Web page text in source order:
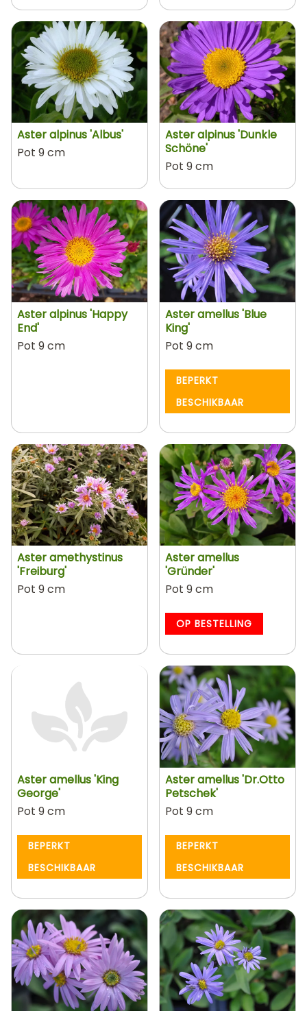
Aster alpinus 'Albus'
Pot 9 cm
Aster alpinus 'Dunkle
Schöne'
Pot 9 cm
Aster alpinus 'Happy
End'
Pot 9 cm
Aster amellus 'Blue
King'
Pot 9 cm
BEPERKT
BESCHIKBAAR
Aster amethystinus
'Freiburg'
Pot 9 cm
Aster amellus
'Gründer'
Pot 9 cm
OP BESTELLING
Aster amellus 'King
George'
Pot 9 cm
BEPERKT
BESCHIKBAAR
Aster amellus 'Dr.Otto
Petschek'
Pot 9 cm
BEPERKT
BESCHIKBAAR